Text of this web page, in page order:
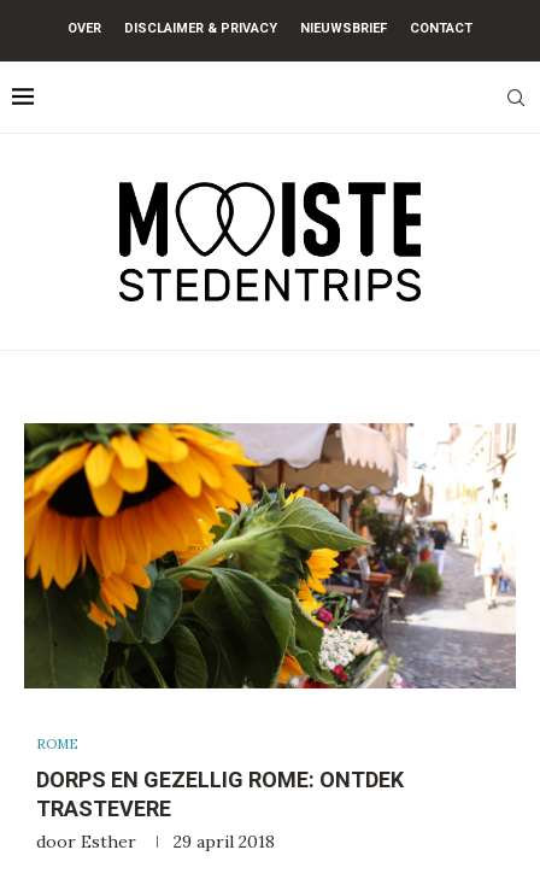
OVER DISCLAIMER & PRIVACY NIEUWSBRIEF CONTACT
ROME
DORPS EN GEZELLIG ROME: ONTDEK
TRASTEVERE
door Esther 29 april 2018